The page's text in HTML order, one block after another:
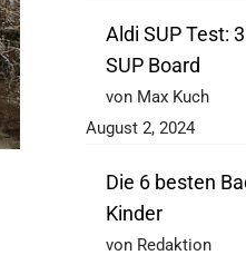
Aldi SUP Test:
SUP Board
von Max Kuch
August 2, 2024
Die 6 besten
Kinder
von Redaktion